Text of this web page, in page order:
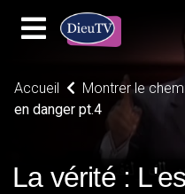
Accueil Montrer le
en danger pt.4
La vérité :